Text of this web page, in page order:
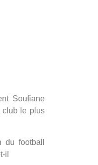
Soufiane
club le plus
football
il